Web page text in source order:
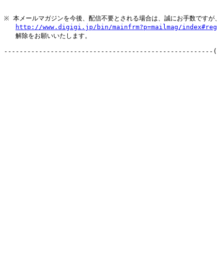
※ 本メールマガジンを今後、配信不要とされる場合は、誠にお手数ですが
http://www.digigi.jp/bin/mainfrm?p=mailmag/index#reg
   解除をお願いいたします。
------------------------------------------------------